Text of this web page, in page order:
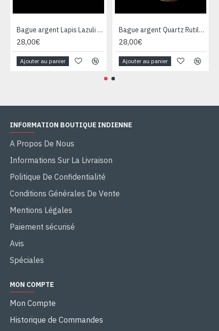
Bague argent Lapis Lazuli - Bijoux Inde - Bijoux indiens
28,00€
Ajouter au panier
Bague argent Quartz Rutile - Bague indienne - Bijoux indiens
28,00€
Ajouter au panier
INFORMATION BOUTIQUE INDIENNE
A Propos De Nous
Informations Sur La Livraison
Politique De Confidentialité
Conditions Générales De Vente
Mentions Légales
Paiement sécurisé
Avis
Spéciales
MON COMPTE
Mon Compte
Historique de Commandes